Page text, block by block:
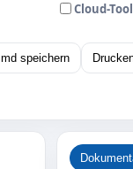
Cloud-
.md speichern